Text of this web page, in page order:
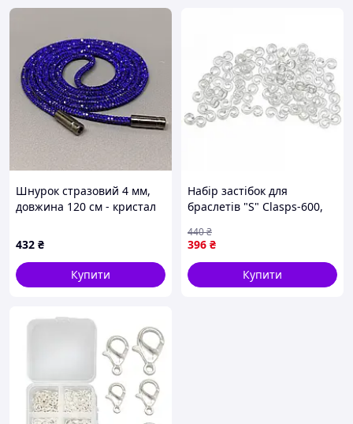
Шнурок стразовий 4 мм,
довжина 120 см - кристал
432 ₴
Купити
Набір застібок для
браслетів "S" Clasps-600,
396 ₴
440₴
Купити